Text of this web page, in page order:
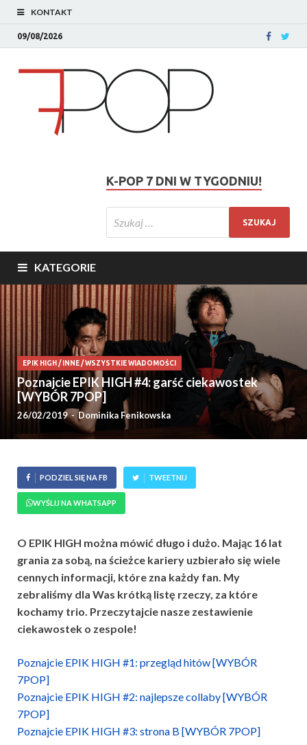
KONTAKT
09/08/2026
K-POP 7 DNI W TYGODNIU!
KATEGORIE
EPIK HIGH / INNE/WSZYSTKIE WIADOMOŚCI
Poznajcie EPIK HIGH #4: garść ciekawostek
[WYBÓR 7POP]
26/02/2019- Dominika Fenikowska
PODZIEL SIĘ NA FB TWEETNIJ
WYŚLIJ NA WHATSAPP
O EPIK HIGH można mówić długo i dużo. Mając 16 lat
grania za sobą, na ścieżce kariery uzbierało się wiele
cennych informacji, które zna każdy fan. My
zebraliśmy dla Was krótką listę rzeczy, za które
kochamy trio. Przeczytajcie nasze zestawienie
ciekawostek o zespole!
Poznajcie EPIK HIGH #1: przegląd hitów [WYBÓR
7POP]
Poznajcie EPIK HIGH #2: najlepsze collaby [WYBÓR
7POP]
Poznajcie EPIK HIGH #3: strona B [WYBÓR 7POP]